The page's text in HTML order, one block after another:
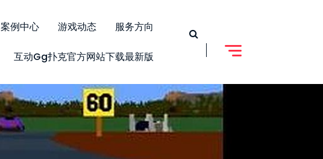
案例中心 游戏动态 服务方向
互动gg扑克官方网站下载最新版